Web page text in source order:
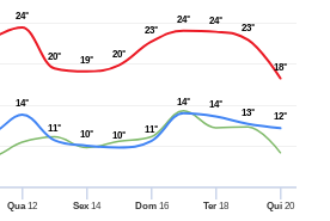
Qua12 Sex 14 Dom16 Ter 18 Qui 20
24°
20° 19°
20°
23°
24° 24°
23°
18°
14°
11°
10° 10°
11°
14° 14°
13° 12°